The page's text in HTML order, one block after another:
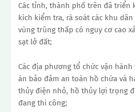
Các tỉnh, thành phố trên đã triển
kích kiểm tra, rà soát các khu
vùng trũng thấp có nguy cơ cao
sạt lở đất;
Các địa phương tổ chức vận
án bảo đảm an toàn hồ chứa và
thủy điện nhỏ, hồ thủy lợi trọng
đang thi công;